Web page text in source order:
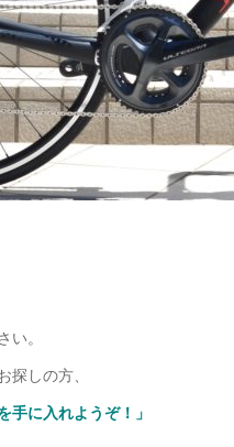
。
しの方、
手に入れようぞ！」